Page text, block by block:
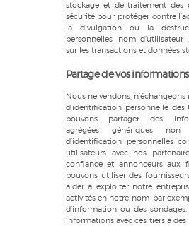
stockage et de traitement des
sécurité pour protéger contre
la divulgation ou la
personnelles, nom
sur les transactions et données
Partage de vos
Nous ne vendons,
d’identification personnelle
pouvons partager des
agrégées génériques
d’identification personnelles
utilisateurs avec nos
confiance et annonceurs aux
pouvons utiliser des
aider à exploiter notre
activités en notre nom, par
d’information ou des
informations avec ces tiers à